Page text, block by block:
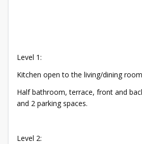
Level 1:
Kitchen open to the living/dining
Half bathroom, terrace, front and
and 2 parking spaces.
Level 2: